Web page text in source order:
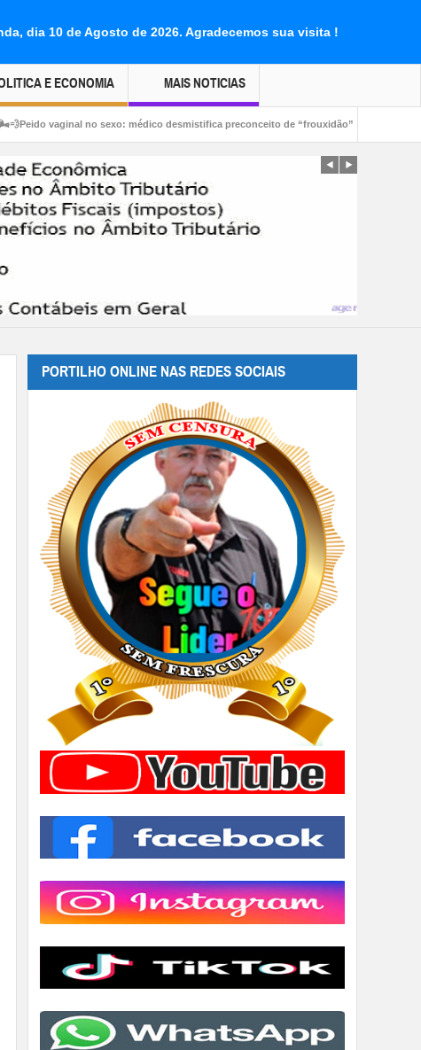
dia 10 de Agosto de 2026. Agradecemos sua visita !
E ECONOMIA MAIS NOTICIAS
no sexo: médico desmistifica preconceito de “frouxidão” 📢Bar do piseiro.
PORTILHO ONLINE NAS REDES SOCIAIS